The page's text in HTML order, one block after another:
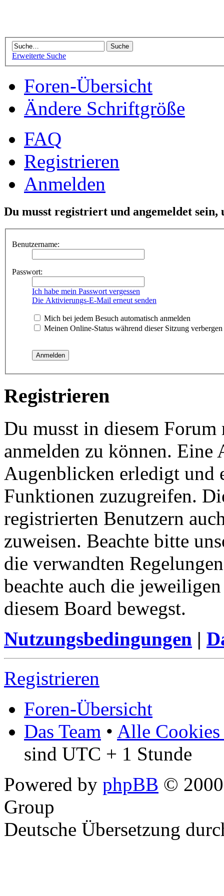
Erweiterte Suche
Foren-Übersicht
Ändere Schriftgröße
FAQ
Registrieren
Anmelden
Du musst registriert und angemeldet sein,
Benutzername:
Passwort:
Ich habe mein Passwort vergessen
Die Aktivierungs-E-Mail erneut senden
Mich bei jedem Besuch automatisch anmelden
Meinen Online-Status während dieser Sitzung verbergen
Registrieren
Du musst in diesem
anmelden zu können.
Augenblicken erledigt und
Funktionen zuzugreifen.
registrierten Benutzern
zuweisen. Beachte bitte
die verwandten
beachte auch die
diesem Board bewegst.
Nutzungsbedingungen |
Registrieren
Foren-Übersicht
Das Team • Alle Cookies
sind UTC + 1 Stunde
Powered by phpBB ©
Group
Deutsche Übersetzung